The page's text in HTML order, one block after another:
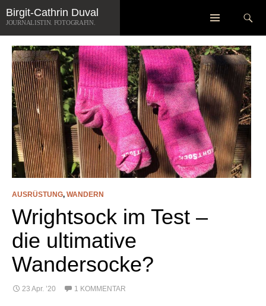
Zum
Inhalt
springen
Suchen
ARCHIV DER KATEGORIE: AUSRÜSTUNG
AUSRÜSTUNG, WANDERN
Wrightsock im Test –
die ultimative
Wandersocke?
23 Apr. ’20 1 KOMMENTAR
Birgit-Cathrin Duval
JOURNALISTIN. FOTOGRAFIN.